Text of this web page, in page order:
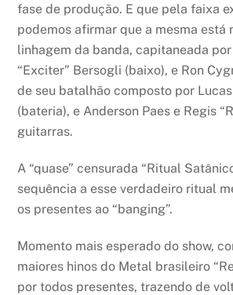
fase de produção. E que pela faixa
podemos afirmar que a mesma está
linhagem da banda, capitaneada
“Exciter” Bersogli (baixo), e Ron
de seu batalhão composto por
(bateria), e Anderson Paes e Regis
guitarras.
A “quase” censurada “Ritual
sequência a esse verdadeiro ritual
os presentes ao “banging”.
Momento mais esperado do show,
maiores hinos do Metal brasileiro
por todos presentes, trazendo de